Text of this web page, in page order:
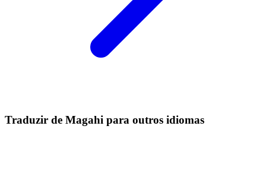
Traduzir de Magahi para outros idiomas